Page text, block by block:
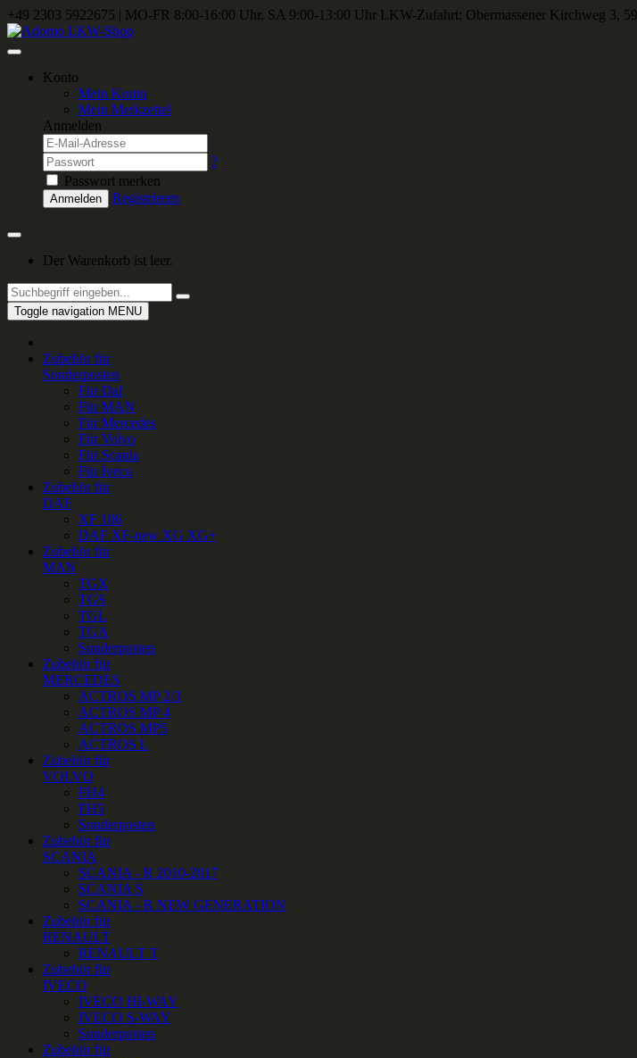
+49 2303 5922675 | MO-FR 8:00-16:00 Uhr, SA 9:00-13:00 Uhr LKW-Zufahrt: Obermassener Kirchweg 3,
Konto
Mein Konto
Mein Merkzettel
Anmelden
?
Passwort merken
Anmelden Registrieren
Der Warenkorb ist leer.
Toggle navigation MENU
Zubehör für
Sonderposten
Für Daf
Für MAN
Für Mercedes
Für Volvo
Für Scania
Für Iveco
Zubehör für
DAF
XF 106
DAF XF-new XG XG+
Zubehör für
MAN
TGX
TGS
TGL
TGA
Sonderposten
Zubehör für
MERCEDES
ACTROS MP 2/3
ACTROS MP 4
ACTROS MP5
ACTROS L
Zubehör für
VOLVO
FH4
FH5
Sonderposten
Zubehör für
SCANIA
SCANIA - R 2010-2017
SCANIA S
SCANIA - R NEW GENERATION
Zubehör für
RENAULT
RENAULT T
Zubehör für
IVECO
IVECO HI-WAY
IVECO S-WAY
Sonderposten
Zubehör für